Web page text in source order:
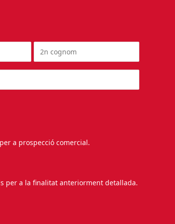
a prospecció comercial.
per a la finalitat anteriorment detallada.